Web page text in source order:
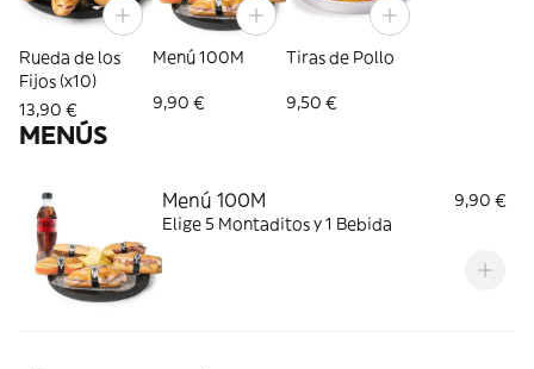
Rueda de los
Fijos (x10)
13,90 €
Menú 100M
9,90 €
Tiras de Pollo
9,50 €
MENÚS
Menú 100M
9,90 €
Elige 5 Montaditos y 1 Bebida